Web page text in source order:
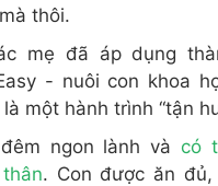
mà thôi.
mẹ đã áp dụng
- nuôi con khoa
một hành trình “tận
ngon lành và có
. Con được ăn